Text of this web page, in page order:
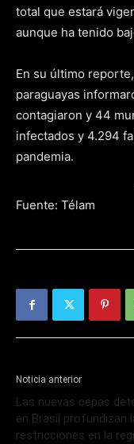
total que estará
aunque ha tenido
En su último
paraguayas
contagiaron y 44
infectados y 4.294
pandemia.
Fuente: Télam
Noticia anterior
Las nuevas cepas
en Brasil profundizan
restricciones en la